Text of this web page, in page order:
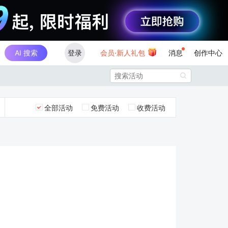
AI 搜索 登录 会员·新人礼包 消息 创作中心

全部活动 免费活动 收费活动